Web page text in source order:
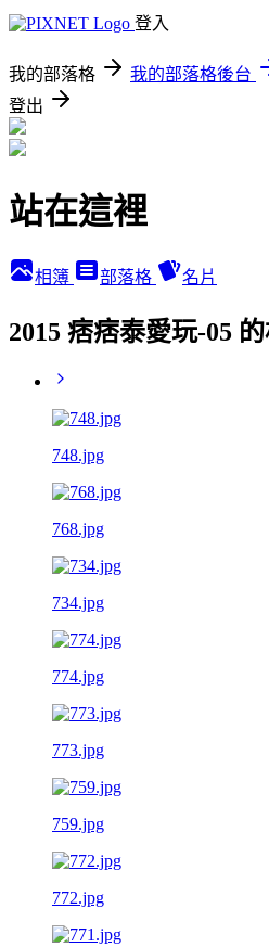
登入
我的部落格 我的部落格後台
登出
站在這裡
相簿 部落格 名片
2015 痞痞泰愛玩-05
748.jpg
768.jpg
734.jpg
774.jpg
773.jpg
759.jpg
772.jpg